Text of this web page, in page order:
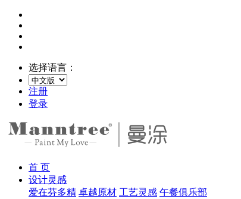
选择语言：
注册
登录
首 页
设计灵感
爱在芬多精 卓越原材 工艺灵感 午餐俱乐部